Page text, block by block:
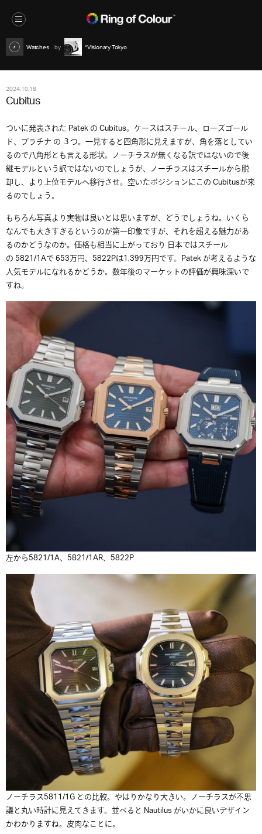
Watches *Visionary Tokyo
2024.10.18
Cubitus
ついに発表された Patek の Cubitus。ケースはスチール、ローズゴール
ド、プラチナ の ３つ。一見すると四角形に見えますが、角を落としてい
るので八角形とも言える形状。ノーチラスが無くなる訳ではないので後
継モデルという訳ではないのでしょうが、ノーチラスはスチールから脱
却し、より上位モデルへ移行させ。空いたポジションにこの Cubitusが来
るのでしょう。
もちろん写真より実物は良いとは思いますが、どうでしょうね。いくら
なんでも大きすぎるというのが第一印象ですが、それを超える魅力があ
るのかどうなのか。価格も相当に上がっており 日本ではスチール
の 5821/1Aで 653万円、5822Pは1,399万円です。Patek が考えるような
人気モデルになれるかどうか。数年後のマーケットの評価が興味深いで
すね。
左から5821/1A、5821/1AR、5822P
ノーチラス5811/1G との比較。やはりかなり大きい。ノーチラスが不思
議と丸い時計に見えてきます。並べると Nautilus がいかに良いデザイン
かわかりますね。皮肉なことに。